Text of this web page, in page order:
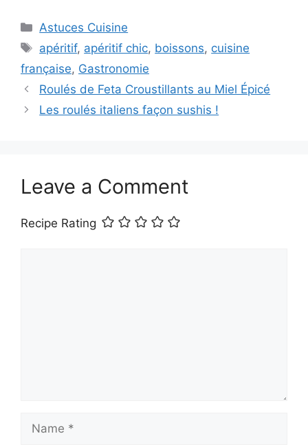
Categories
Astuces Cuisine
Tags
apéritif, apéritif chic, boissons, cuisine
française, Gastronomie
Roulés de Feta Croustillants au Miel Épicé
Les roulés italiens façon sushis !
Leave a Comment
Recipe Rating